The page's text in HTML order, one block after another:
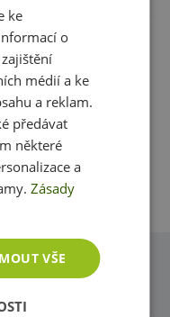
Napište recenzi a
s rozhodováním.
ke
o
médií a ke
a reklam.
předávat
některé
a
Zásady
VŠE